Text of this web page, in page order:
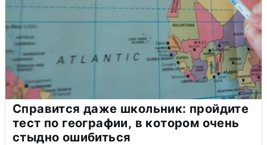
Справится даже школьник: пройдите
тест по географии, в котором очень
стыдно ошибиться